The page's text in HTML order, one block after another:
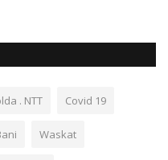
. NTT Covid 19
Waskat